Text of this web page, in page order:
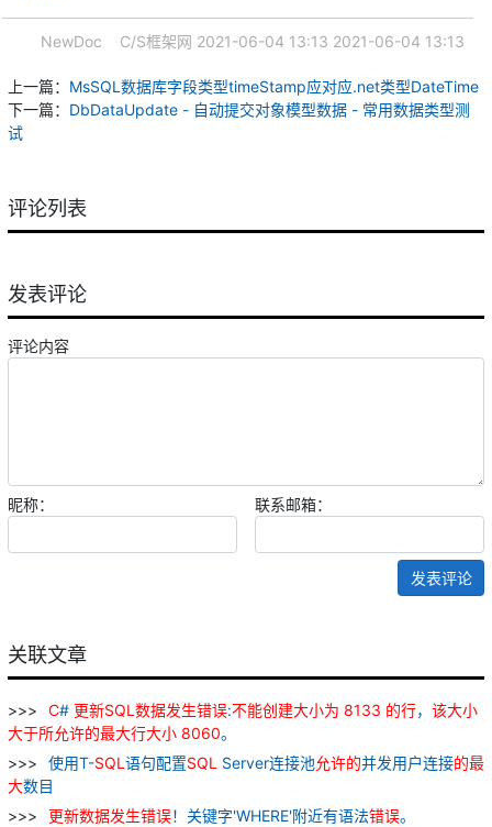
NewDoc C/S框架网 2021-06-04 13:13 2021-06-04 13:13
上一篇： MsSQL数据库字段类型timeStamp应对应.net类型DateTime
下一篇： DbDataUpdate - 自动提交对象模型数据 - 常用数据类型测
试
评论列表
发表评论
评论内容
昵称： 联系邮箱：
发表评论
关联文章
C# 更新SQL数据发生错误:不能创建大小为 8133 的行， 该大小
大于所允许的最大行大小 8060。
使用T-SQL语句配置SQL Server连接池允许的并发用户连接的最
大数目
更新数据发生错误！关键字'WHERE'附近有语法错误。